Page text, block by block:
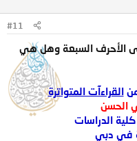
#11
الأحرف السبعة وهل هي
منالقراءآت المتواترة
الحسن
الدراسات
في دبي